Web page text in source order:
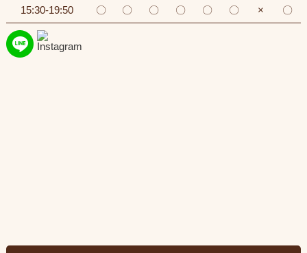
15:30-19:50 〇 〇 〇 〇 〇 〇 × 〇